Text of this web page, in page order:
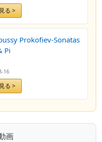
る >
Prokofiev-Sonatas
Pi
16
る >
画